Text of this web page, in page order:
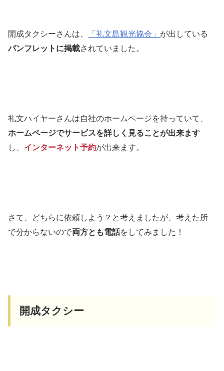
開成タクシーさんは、 「礼文島観光協会」 が出している
パンフレットに掲載されていました。
礼文ハイヤーさんは自社のホームページを持っていて、
ホームページでサービスを詳しく見ることが出来ます
し、 インターネット予約が出来ます。
さて、どちらに依頼しよう？と考えましたが、考えた所
で分からないので両方とも電話をしてみました！
開成タクシー